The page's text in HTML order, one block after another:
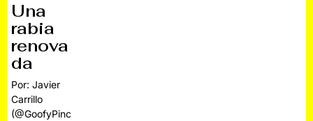
Una
rabia
renova
da
Por: Javier
Carrillo
(@GoofyPinc